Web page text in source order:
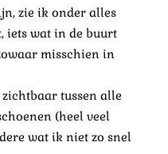
zie ik onder alles
iets wat in de buurt
misschien in
tussen alle
(heel veel
wat ik niet zo snel